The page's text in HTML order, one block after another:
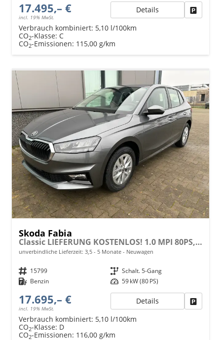
17.495,– €
incl. 19% MwSt.
Details
Verbrauch kombiniert: 5,10 l/100km
CO2-Klasse: C
CO2-Emissionen: 115,00 g/km
Skoda Fabia
Classic LIEFERUNG KOSTENLOS! 1.0 MPI 80PS, 15" ALU, LED-Scheinwerfer, M-Lederlenkrad, Nebelscheinwerfer, Parksensoren vorn + hinten, Rückfahrkamera, Sitzheizung, Tempomat, Klimaanlage, Infotainment 8"+Wireless SmartLink, Fußmatten, Mittelarmlehne vorne
unverbindliche Lieferzeit: 3,5 - 5 Monate Neuwagen
Fahrzeugnr. 15799 Getriebe Schalt. 5-Gang
Kraftstoff Benzin Leistung 59 kW (80 PS)
17.695,– €
incl. 19% MwSt.
Details
Verbrauch kombiniert: 5,10 l/100km
CO2-Klasse: D
CO2-Emissionen: 116,00 g/km